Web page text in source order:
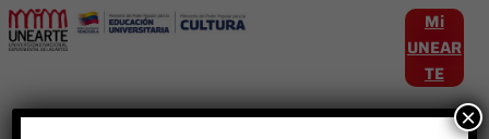
Mi
UNEAR
TE
×